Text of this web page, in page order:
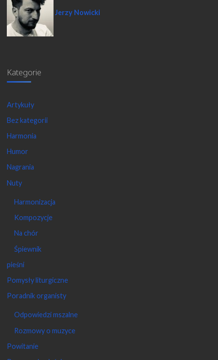
Jerzy Nowicki
Kategorie
Artykuły
Bez kategorii
Harmonia
Humor
Nagrania
Nuty
Harmonizacja
Kompozycje
Na chór
Śpiewnik
pieśni
Pomysły liturgiczne
Poradnik organisty
Odpowiedzi mszalne
Rozmowy o muzyce
Powitanie